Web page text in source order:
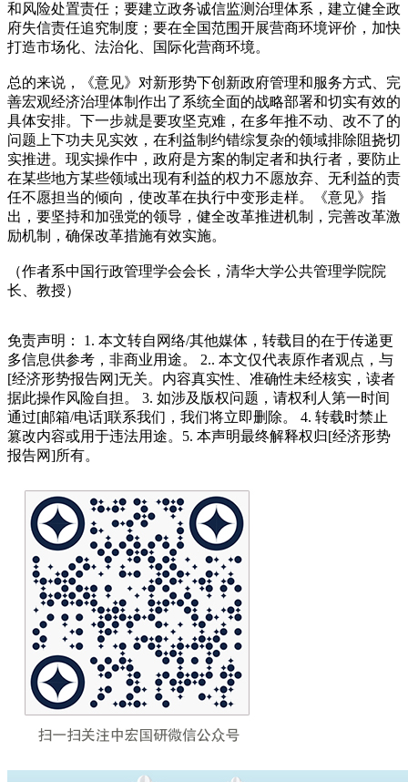
和风险处置责任；要建立政务诚信监测治理体系，建立健全政
府失信责任追究制度；要在全国范围开展营商环境评价，加快
打造市场化、法治化、国际化营商环境。
总的来说，《意见》对新形势下创新政府管理和服务方式、完
善宏观经济治理体制作出了系统全面的战略部署和切实有效的
具体安排。下一步就是要攻坚克难，在多年推不动、改不了的
问题上下功夫见实效，在利益制约错综复杂的领域排除阻挠切
实推进。现实操作中，政府是方案的制定者和执行者，要防止
在某些地方某些领域出现有利益的权力不愿放弃、无利益的责
任不愿担当的倾向，使改革在执行中变形走样。《意见》指
出，要坚持和加强党的领导，健全改革推进机制，完善改革激
励机制，确保改革措施有效实施。
（作者系中国行政管理学会会长，清华大学公共管理学院院
长、教授）
免责声明： 1. 本文转自网络/其他媒体，转载目的在于传递更
多信息供参考，非商业用途。 2.. 本文仅代表原作者观点，与
[经济形势报告网]无关。内容真实性、准确性未经核实，读者
据此操作风险自担。 3. 如涉及版权问题，请权利人第一时间
通过[邮箱/电话]联系我们，我们将立即删除。 4. 转载时禁止
篡改内容或用于违法用途。5. 本声明最终解释权归[经济形势
报告网]所有。